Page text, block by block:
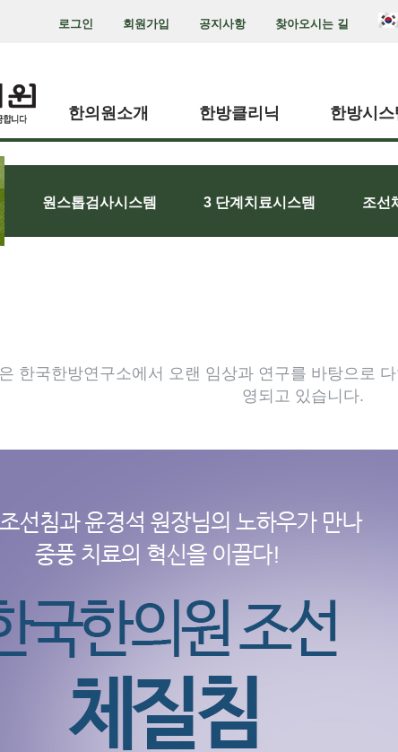
로그인 회원가입 공지사항 찾아오시는 길
한의원소개 한방클리닉 한방시스
원스톱검사시스템 3 단계치료시스템 조선
한국한방연구소에서 오랜 임상과 연구를 바탕으로
영되고 있습니다.